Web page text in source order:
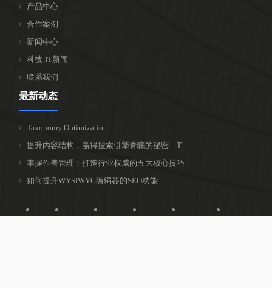
产品中心
合作案例
新闻中心
科技-IT新闻
联系我们
最新动态
Taxonomy Optimizatio
提升内容结构，赢得搜索引擎青睐的秘密—T
掌握作者管理：打造行业权威的五大核心技巧
如何提升WYSIWYG编辑器的SEO功能